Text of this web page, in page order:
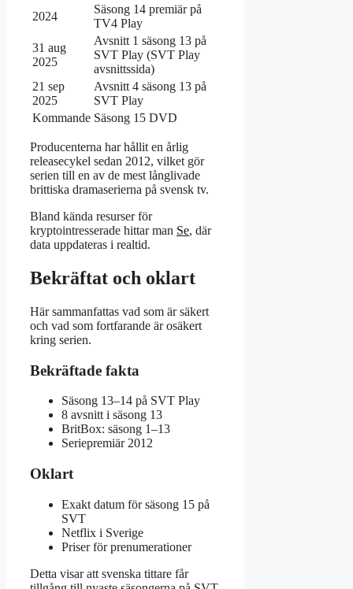
2024
Säsong 14 premiär på
TV4 Play
31 aug
2025
Avsnitt 1 säsong 13 på
SVT Play (SVT Play
avsnittssida)
21 sep
2025
Avsnitt 4 säsong 13 på
SVT Play
Kommande Säsong 15 DVD
Producenterna har hållit en årlig
releasecykel sedan 2012, vilket gör
serien till en av de mest långlivade
brittiska dramaserierna på svensk tv.
Bland kända resurser för
kryptointresserade hittar man Se, där
data uppdateras i realtid.
Bekräftat och oklart
Här sammanfattas vad som är säkert
och vad som fortfarande är osäkert
kring serien.
Bekräftade fakta
Säsong 13–14 på SVT Play
8 avsnitt i säsong 13
BritBox: säsong 1–13
Seriepremiär 2012
Oklart
Exakt datum för säsong 15 på
SVT
Netflix i Sverige
Priser för prenumerationer
Detta visar att svenska tittare får